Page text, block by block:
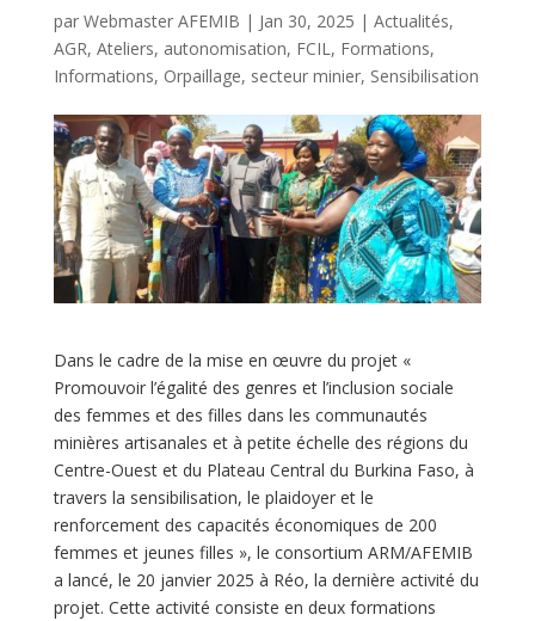
par Webmaster AFEMIB | Jan 30, 2025 | Actualités,
AGR, Ateliers, autonomisation, FCIL, Formations,
Informations, Orpaillage, secteur minier, Sensibilisation
Dans le cadre de la mise en œuvre du projet «
Promouvoir l’égalité des genres et l’inclusion sociale
des femmes et des filles dans les communautés
minières artisanales et à petite échelle des régions du
Centre-Ouest et du Plateau Central du Burkina Faso, à
travers la sensibilisation, le plaidoyer et le
renforcement des capacités économiques de 200
femmes et jeunes filles », le consortium ARM/AFEMIB
a lancé, le 20 janvier 2025 à Réo, la dernière activité du
projet. Cette activité consiste en deux formations